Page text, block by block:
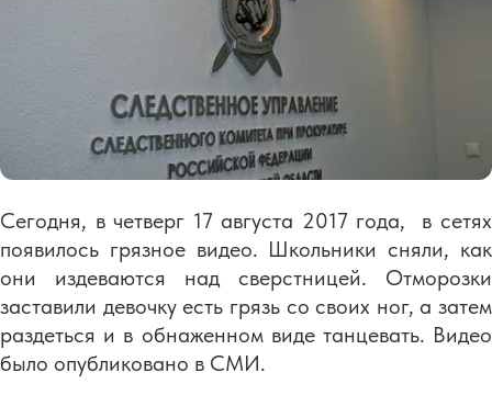
Сегодня, в четверг 17 августа 2017 года, в сетях
появилось грязное видео. Школьники сняли, как
они издеваются над сверстницей. Отморозки
заставили девочку есть грязь со своих ног, а затем
раздеться и в обнаженном виде танцевать. Видео
было опубликовано в СМИ.